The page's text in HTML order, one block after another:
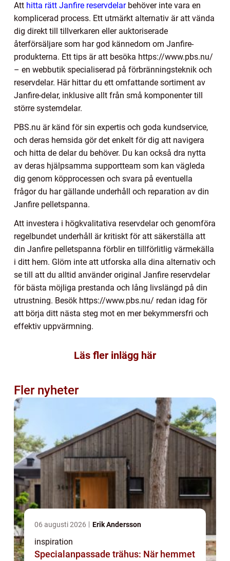
Att hitta rätt Janfire reservdelarbehöver inte vara en
komplicerad process. Ett utmärkt alternativ är att vända
dig direkt till tillverkaren eller auktoriserade
återförsäljare som har god kännedom om Janfire-
produkterna. Ett tips är att besöka https://www.pbs.nu/
– en webbutik specialiserad på förbränningsteknik och
reservdelar. Här hittar du ett omfattande sortiment av
Janfire-delar, inklusive allt från små komponenter till
större systemdelar.
PBS.nu är känd för sin expertis och goda kundservice,
och deras hemsida gör det enkelt för dig att navigera
och hitta de delar du behöver. Du kan också dra nytta
av deras hjälpsamma supportteam som kan vägleda
dig genom köpprocessen och svara på eventuella
frågor du har gällande underhåll och reparation av din
Janfire pelletspanna.
Att investera i högkvalitativa reservdelar och genomföra
regelbundet underhåll är kritiskt för att säkerställa att
din Janfire pelletspanna förblir en tillförlitlig värmekälla
i ditt hem. Glöm inte att utforska alla dina alternativ och
se till att du alltid använder original Janfire reservdelar
för bästa möjliga prestanda och lång livslängd på din
utrustning. Besök https://www.pbs.nu/ redan idag för
att börja ditt nästa steg mot en mer bekymmersfri och
effektiv uppvärmning.
Läs fler inlägg här
Fler nyheter
06 augusti 2026 Erik Andersson
inspiration
Specialanpassade trähus: När hemmet